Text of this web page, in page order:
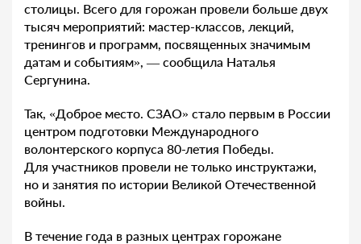
столицы. Всего для горожан провели больше двух
тысяч мероприятий: мастер-классов, лекций,
тренингов и программ, посвященных значимым
датам и событиям», — сообщила Наталья
Сергунина.
Так, «Доброе место. СЗАО» стало первым в России
центром подготовки Международного
волонтерского корпуса 80-летия Победы.
Для участников провели не только инструктажи,
но и занятия по истории Великой Отечественной
войны.
В течение года в разных центрах горожане